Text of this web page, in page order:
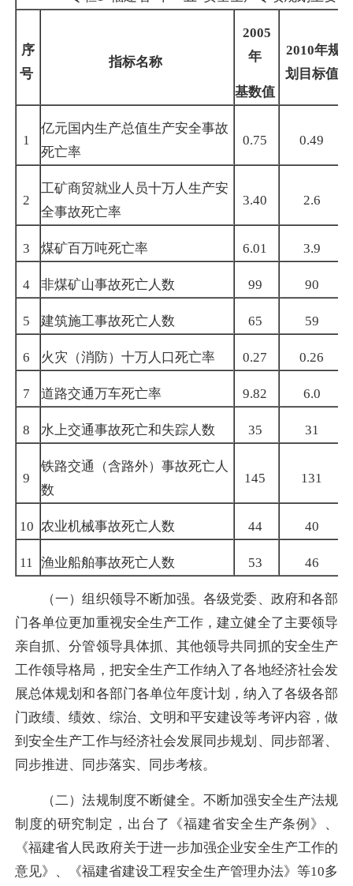
序
号
指标名称
2005
年
基数值
2010年规
划目标值
1
亿元国内生产总值生产安全事故
死亡率
0.75 0.49
2
工矿商贸就业人员十万人生产安
全事故死亡率
3.40 2.6
3 煤矿百万吨死亡率 6.01 3.9
4 非煤矿山事故死亡人数 99 90
5 建筑施工事故死亡人数 65 59
6 火灾（消防）十万人口死亡率 0.27 0.26
7 道路交通万车死亡率 9.82 6.0
8 水上交通事故死亡和失踪人数 35 31
9
铁路交通（含路外）事故死亡人
数
145 131
10 农业机械事故死亡人数 44 40
11 渔业船舶事故死亡人数 53 46
（一）组织领导不断加强。各级党委、政府和各部
门各单位更加重视安全生产工作，建立健全了主要领导
亲自抓、分管领导具体抓、其他领导共同抓的安全生产
工作领导格局，把安全生产工作纳入了各地经济社会发
展总体规划和各部门各单位年度计划，纳入了各级各部
门政绩、绩效、综治、文明和平安建设等考评内容，做
到安全生产工作与经济社会发展同步规划、同步部署、
同步推进、同步落实、同步考核。
（二）法规制度不断健全。不断加强安全生产法规
制度的研究制定，出台了《福建省安全生产条例》、
《福建省人民政府关于进一步加强企业安全生产工作的
意见》、《福建省建设工程安全生产管理办法》等10多